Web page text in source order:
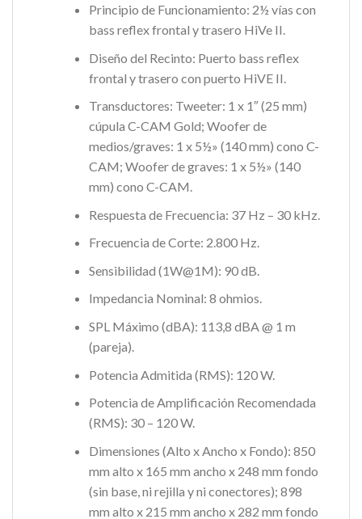
Principio de Funcionamiento: 2½ vías con
bass reflex frontal y trasero HiVe II.
Diseño del Recinto: Puerto bass reflex
frontal y trasero con puerto HiVE II.
Transductores: Tweeter: 1 x 1″ (25 mm)
cúpula C-CAM Gold; Woofer de
medios/graves: 1 x 5½» (140 mm) cono C-
CAM; Woofer de graves: 1 x 5½» (140
mm) cono C-CAM.
Respuesta de Frecuencia: 37 Hz – 30 kHz.
Frecuencia de Corte: 2.800 Hz.
Sensibilidad (1W@1M): 90 dB.
Impedancia Nominal: 8 ohmios.
SPL Máximo (dBA): 113,8 dBA @ 1 m
(pareja).
Potencia Admitida (RMS): 120 W.
Potencia de Amplificación Recomendada
(RMS): 30 – 120 W.
Dimensiones (Alto x Ancho x Fondo): 850
mm alto x 165 mm ancho x 248 mm fondo
(sin base, ni rejilla y ni conectores); 898
mm alto x 215 mm ancho x 282 mm fondo